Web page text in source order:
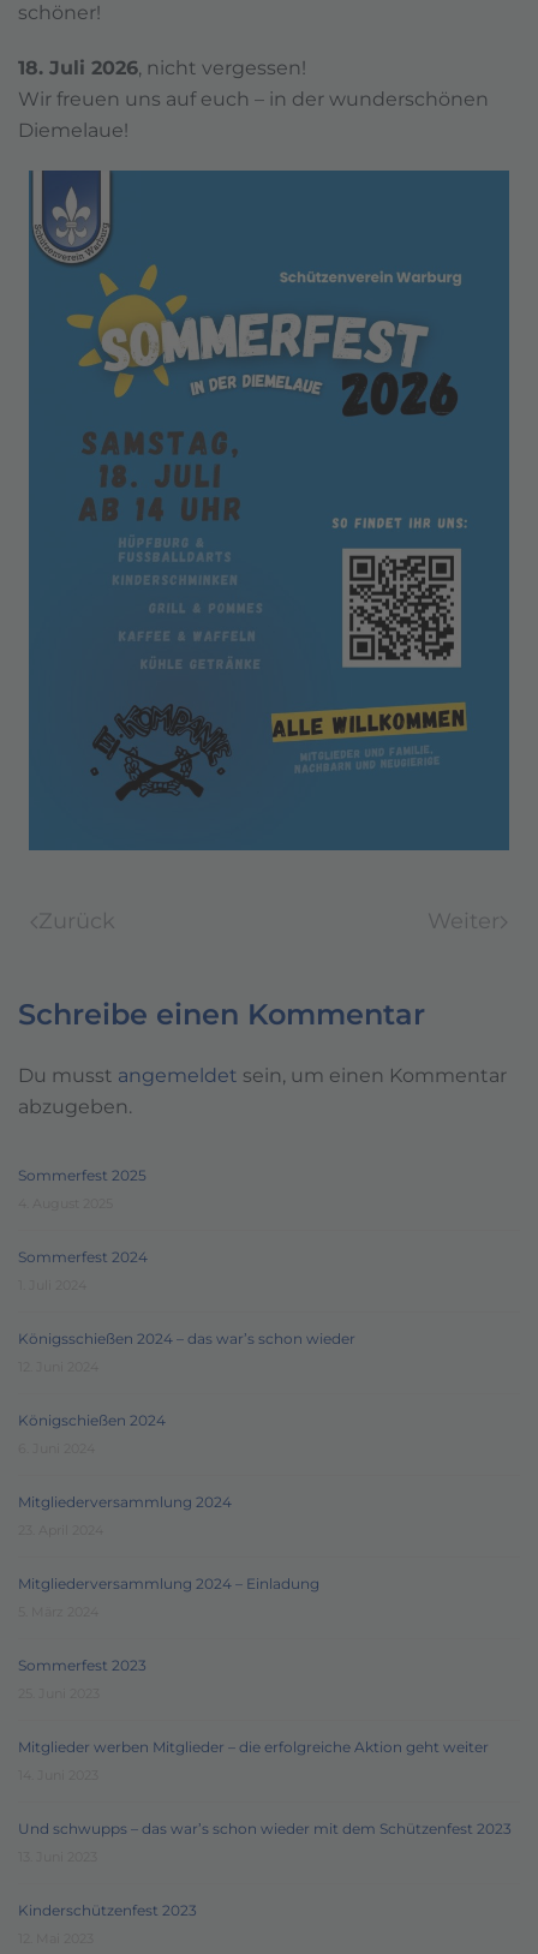
schöner!
18. Juli 2026, nicht vergessen!
Wir freuen uns auf euch – in der wunderschönen
Diemelaue!
Zurück Weiter
Schreibe einen Kommentar
Du musst angemeldet sein, um einen Kommentar
abzugeben.
Sommerfest 2025
Sommerfest 2024
Königsschießen 2024 – das war’s schon wieder
Königschießen 2024
Mitgliederversammlung 2024
Mitgliederversammlung 2024 – Einladung
Sommerfest 2023
Mitglieder werben Mitglieder – die erfolgreiche Aktion geht weiter
Und schwupps – das war’s schon wieder mit dem Schützenfest 2023
Kinderschützenfest 2023